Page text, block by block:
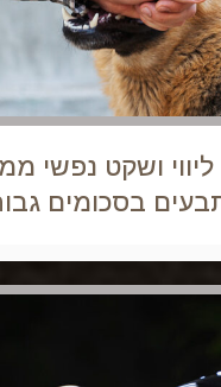
ושקט נפשי
בסכומים